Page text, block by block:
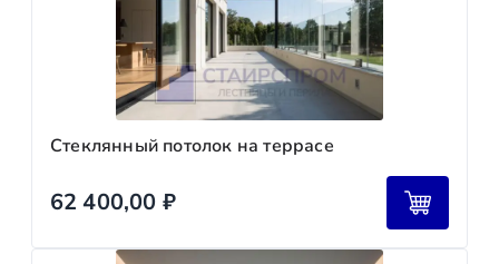
Стеклянный потолок на террасе
62 400,00 ₽